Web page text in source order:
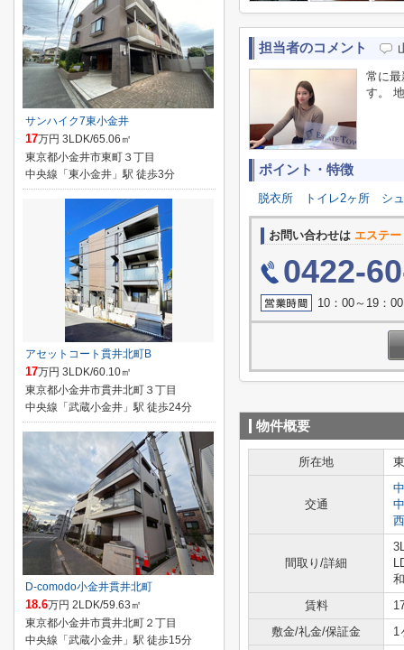
担当者のコメント
常に最
す。
ポイント・特徴
脱衣所 トイレ2ヶ所 シ
お問い合わせは エステ
0422-
10：00～19：
物件概要
所在地
交通
間取り/詳細
賃料
敷金/礼金/保証金
1
サンハイク7東小金井
17万円 3LDK/65.06㎡
東京都小金井市東町３丁目
中央線「東小金井」駅 徒歩3分
アセットコート貫井北町B
17万円 3LDK/60.10㎡
東京都小金井市貫井北町３丁目
中央線「武蔵小金井」駅 徒歩24分
D-comodo小金井貫井北町
18.6万円 2LDK/59.63㎡
東京都小金井市貫井北町２丁目
中央線「武蔵小金井」駅 徒歩15分